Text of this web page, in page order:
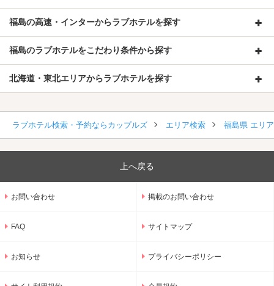
福島の高速・インターからラブホテルを探す
福島のラブホテルをこだわり条件から探す
北海道・東北エリアからラブホテルを探す
ラブホテル検索・予約ならカップルズ エリア検索 福島県 エリ
上へ戻る
お問い合わせ 掲載のお問い合わせ
FAQ サイトマップ
お知らせ プライバシーポリシー